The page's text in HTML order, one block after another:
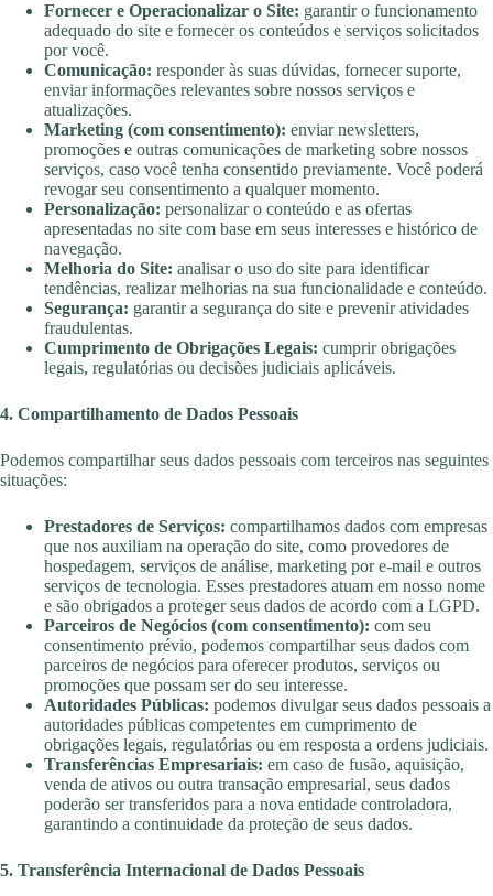
Fornecer e Operacionalizar o Site: garantir o funcionamento
adequado do site e fornecer os conteúdos e serviços solicitados
por você.
Comunicação: responder às suas dúvidas, fornecer suporte,
enviar informações relevantes sobre nossos serviços e
atualizações.
Marketing (com consentimento): enviar newsletters,
promoções e outras comunicações de marketing sobre nossos
serviços, caso você tenha consentido previamente. Você poderá
revogar seu consentimento a qualquer momento.
Personalização: personalizar o conteúdo e as ofertas
apresentadas no site com base em seus interesses e histórico de
navegação.
Melhoria do Site: analisar o uso do site para identificar
tendências, realizar melhorias na sua funcionalidade e conteúdo.
Segurança: garantir a segurança do site e prevenir atividades
fraudulentas.
Cumprimento de Obrigações Legais: cumprir obrigações
legais, regulatórias ou decisões judiciais aplicáveis.
4. Compartilhamento de Dados Pessoais
Podemos compartilhar seus dados pessoais com terceiros nas seguintes
situações:
Prestadores de Serviços: compartilhamos dados com empresas
que nos auxiliam na operação do site, como provedores de
hospedagem, serviços de análise, marketing por e-mail e outros
serviços de tecnologia. Esses prestadores atuam em nosso nome
e são obrigados a proteger seus dados de acordo com a LGPD.
Parceiros de Negócios (com consentimento): com seu
consentimento prévio, podemos compartilhar seus dados com
parceiros de negócios para oferecer produtos, serviços ou
promoções que possam ser do seu interesse.
Autoridades Públicas: podemos divulgar seus dados pessoais a
autoridades públicas competentes em cumprimento de
obrigações legais, regulatórias ou em resposta a ordens judiciais.
Transferências Empresariais: em caso de fusão, aquisição,
venda de ativos ou outra transação empresarial, seus dados
poderão ser transferidos para a nova entidade controladora,
garantindo a continuidade da proteção de seus dados.
5. Transferência Internacional de Dados Pessoais